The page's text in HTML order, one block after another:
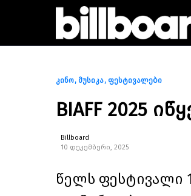
კინო მუსიკა ფესტივალები
BIAFF 2025
Billboard
10 დეკემბერი, 2025
წელს ფესტივალი